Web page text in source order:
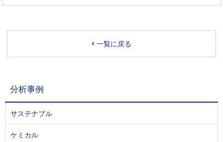
一覧に戻る
分析事例
サステナブル
ケミカル